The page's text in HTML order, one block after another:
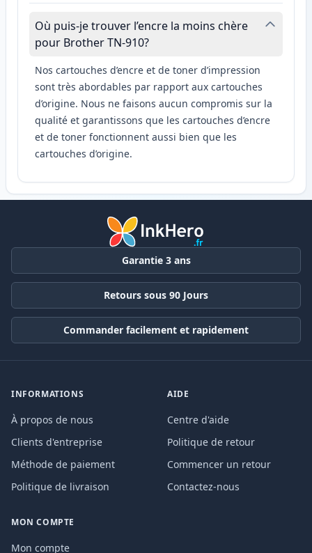
Où puis-je trouver l’encre la moins chère
pour Brother TN-910?
Nos cartouches d’encre et de toner d’impression
sont très abordables par rapport aux cartouches
d’origine. Nous ne faisons aucun compromis sur la
qualité et garantissons que les cartouches d’encre
et de toner fonctionnent aussi bien que les
cartouches d’origine.
Garantie 3 ans
Retours sous 90 Jours
Commander facilement et rapidement
INFORMATIONS
À propos de nous
Clients d'entreprise
Méthode de paiement
Politique de livraison
AIDE
Centre d'aide
Politique de retour
Commencer un retour
Contactez-nous
MON COMPTE
Mon compte